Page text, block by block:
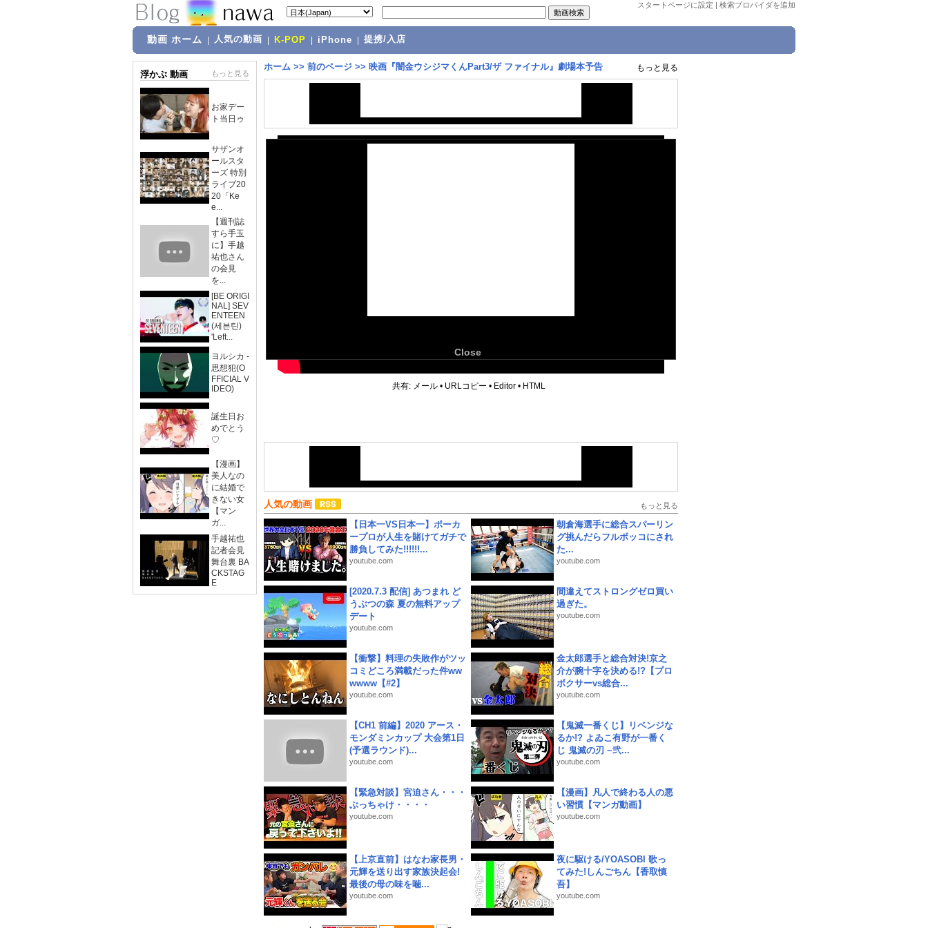
スタートページに設定 | 検索プロバイダを追加
動画 ホーム 人気の動画 K-POP iPhone 提携/入店
浮かぶ 動画 もっと見る
お家デー
ト当日ゥ
サザンオ
ールスタ
ーズ 特別
ライブ20
20「Ke
e...
【週刊誌
すら手玉
に】手越
祐也さん
の会見
を...
[BE ORIGI
NAL] SEV
ENTEEN
(세븐틴)
'Left...
ヨルシカ -
思想犯(O
FFICIAL V
IDEO)
誕生日お
めでとう
♡
【漫画】
美人なの
に結婚で
きない女
【マン
ガ...
手越祐也
記者会見
舞台裏 BA
CKSTAG
E
ホーム >> 前のページ >> 映画『闇金ウシジマくんPart3/ザ ファイナル』劇場本予告 もっと見る
Close
共有: メール • URLコピー • Editor • HTML
人気の動画 もっと見る
【日本一VS日本一】ポーカ
ープロが人生を賭けてガチで
勝負してみた!!!!!!...
youtube.com
朝倉海選手に総合スパーリン
グ挑んだらフルボッコにされ
た...
youtube.com
[2020.7.3 配信] あつまれ ど
うぶつの森 夏の無料アップ
デート
youtube.com
間違えてストロングゼロ買い
過ぎた。
youtube.com
【衝撃】料理の失敗作がツッ
コミどころ満載だった件ww
wwww【#2】
youtube.com
金太郎選手と総合対決!京之
介が腕十字を決める!?【プロ
ボクサーvs総合...
youtube.com
【CH1 前編】2020 アース・
モンダミンカップ 大会第1日
(予選ラウンド)...
youtube.com
【鬼滅一番くじ】リベンジな
るか!? よゐこ有野が一番く
じ 鬼滅の刃 ~弐...
youtube.com
【緊急対談】宮迫さん・・・
ぶっちゃけ・・・・
youtube.com
【漫画】凡人で終わる人の悪
い習慣【マンガ動画】
youtube.com
【上京直前】はなわ家長男・
元輝を送り出す家族決起会!
最後の母の味を噛...
youtube.com
夜に駆ける/YOASOBI 歌っ
てみた!しんごちん【香取慎
吾】
youtube.com